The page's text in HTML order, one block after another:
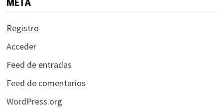
META
Registro
Acceder
Feed de entradas
Feed de comentarios
WordPress.org